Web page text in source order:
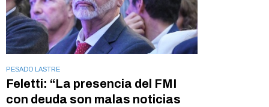
PESADO LASTRE
Feletti: “La presencia del FMI
con deuda son malas noticias